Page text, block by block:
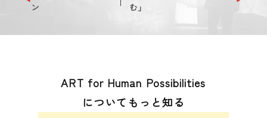
ン
む」
ART for Human Possibilities
についてもっと知る